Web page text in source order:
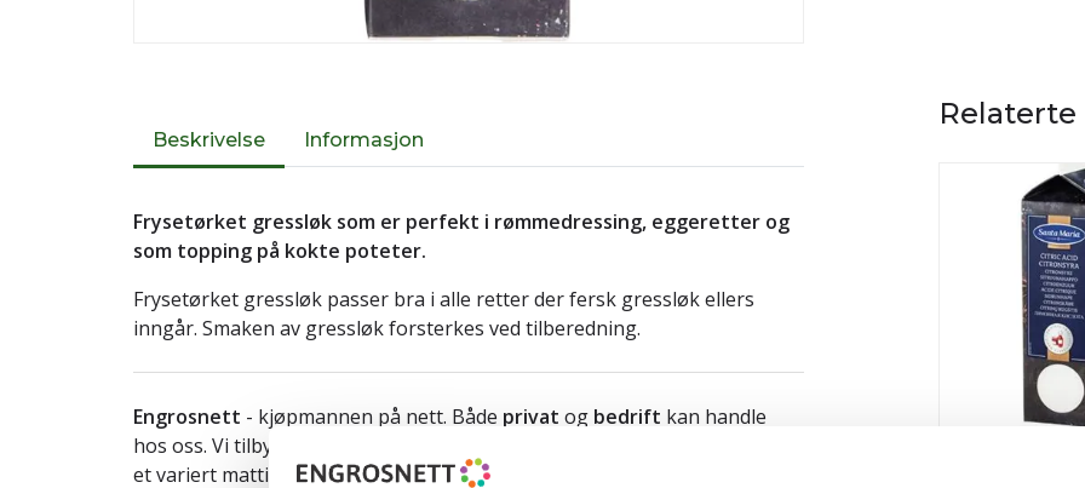
Beskrivelse Informasjon
Frysetørket gressløk som er perfekt i rømmedressing, eggeretter og
som topping på kokte poteter.
Frysetørket gressløk passer bra i alle retter der fersk gressløk ellers
inngår. Smaken av gressløk forsterkes ved tilberedning.
Engrosnett - kjøpmannen på nett. Både privat og bedrift kan handle
hos oss. Vi tilbyr hjemlevering av storhusholdning produkter, proviant og
et variert mattilbud til både hjem og arbeidsplassen.